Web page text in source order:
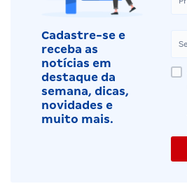
Cadastre-se e
receba as
notícias em
destaque da
semana, dicas,
novidades e
muito mais.